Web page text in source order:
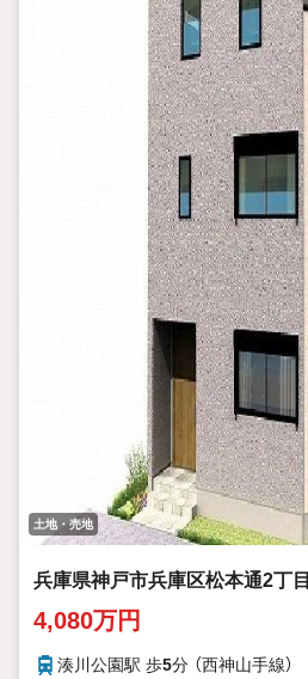
土地・売地
兵庫県神戸市兵庫区松本通2丁目
4,080万円
湊川公園駅 歩5分 （西神山手線）